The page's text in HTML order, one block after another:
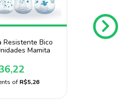
Resistente Bico
Mamita
of R$5,26